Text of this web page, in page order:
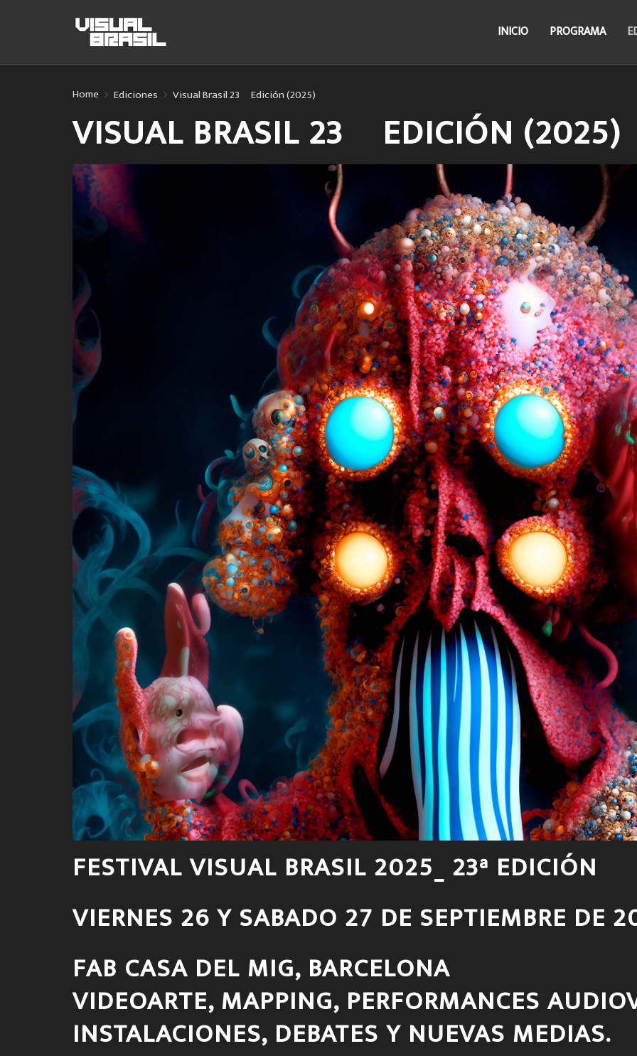
INICIO PROGRAMA
Home Ediciones Visual Brasil 23º Edición (2025)
VISUAL BRASIL 23º EDICIÓN (2025)
FESTIVAL VISUAL BRASIL 2025_ 23ª EDICIÓN
VIERNES 26 Y SABADO 27 DE SEPTIEMBRE DE
FAB CASA DEL MIG, BARCELONA
VIDEOARTE, MAPPING, PERFORMANCES
INSTALACIONES, DEBATES Y NUEVAS MEDIAS.